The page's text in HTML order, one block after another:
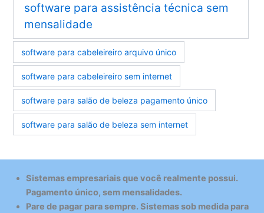
software para assistência técnica sem
mensalidade
software para cabeleireiro arquivo único
software para cabeleireiro sem internet
software para salão de beleza pagamento único
software para salão de beleza sem internet
Sistemas empresariais que você realmente possui.
Pagamento único, sem mensalidades.
Pare de pagar para sempre. Sistemas sob medida para